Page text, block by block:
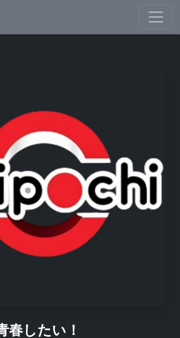
春したい！